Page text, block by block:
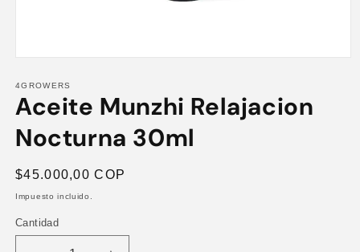
multimedia
1
en
ventana
modal
4GROWERS
Aceite Munzhi Relajacion
Nocturna 30ml
Precio
habitual
$45.000,00 COP
Impuesto incluido.
Cantidad